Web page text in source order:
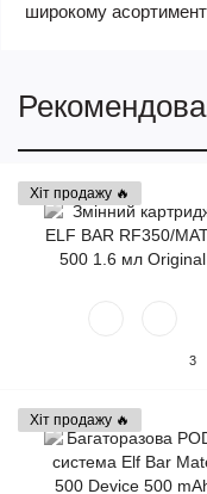
широкому
Хіт продажу 🔥
3
Хіт продажу 🔥